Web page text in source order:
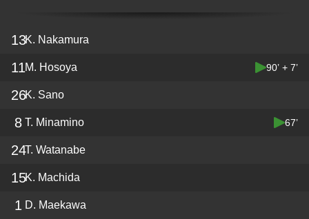
13K. Nakamura
11M. Hosoya 90’ + 7’
26K. Sano
8 T. Minamino 67’
24T. Watanabe
15K. Machida
1 D. Maekawa